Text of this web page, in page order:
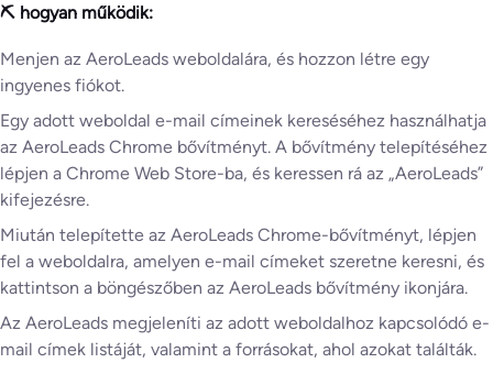
⛏️ hogyan működik:
Menjen az AeroLeads weboldalára, és hozzon létre egy
ingyenes fiókot.
Egy adott weboldal e-mail címeinek kereséséhez használhatja
az AeroLeads Chrome bővítményt. A bővítmény telepítéséhez
lépjen a Chrome Web Store-ba, és keressen rá az „AeroLeads”
kifejezésre.
Miután telepítette az AeroLeads Chrome-bővítményt, lépjen
fel a weboldalra, amelyen e-mail címeket szeretne keresni, és
kattintson a böngészőben az AeroLeads bővítmény ikonjára.
Az AeroLeads megjeleníti az adott weboldalhoz kapcsolódó e-
mail címek listáját, valamint a forrásokat, ahol azokat találták.